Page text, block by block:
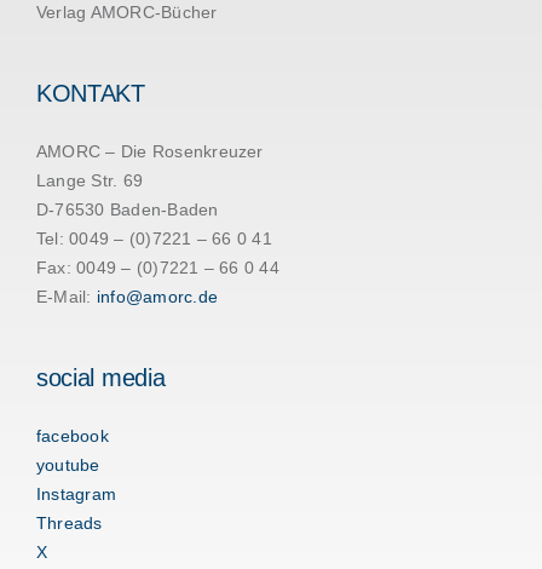
Verlag AMORC-Bücher
KONTAKT
AMORC – Die Rosenkreuzer
Lange Str. 69
D-76530 Baden-Baden
Tel: 0049 – (0)7221 – 66 0 41
Fax: 0049 – (0)7221 – 66 0 44
E-Mail: info@amorc.de
social media
facebook
youtube
Instagram
Threads
X